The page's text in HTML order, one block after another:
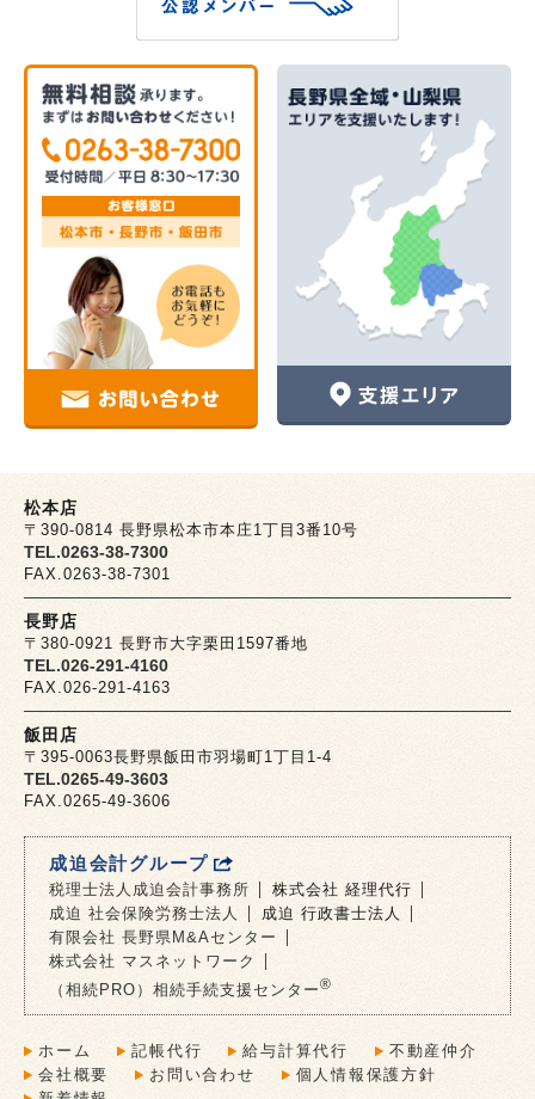
松本店
〒390-0814 長野県松本市本庄1丁目3番10号
TEL.0263-38-7300
FAX.0263-38-7301
長野店
〒380-0921 長野市大字栗田1597番地
TEL.026-291-4160
FAX.026-291-4163
飯田店
〒395-0063長野県飯田市羽場町1丁目1-4
TEL.0265-49-3603
FAX.0265-49-3606
成迫会計グループ
税理士法人成迫会計事務所
株式会社 経理代行
成迫 社会保険労務士法人
成迫 行政書士法人
有限会社 長野県M&Aセンター
株式会社 マスネットワーク
（相続PRO）相続手続支援センター®
ホーム 記帳代行 給与計算代行
不動産仲介
会社概要
お問い合わせ
個人情報保護方針